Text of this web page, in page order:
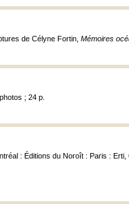
de Célyne Fortin, Mémoires
; 24 p.
: Éditions du Noroît : Paris :